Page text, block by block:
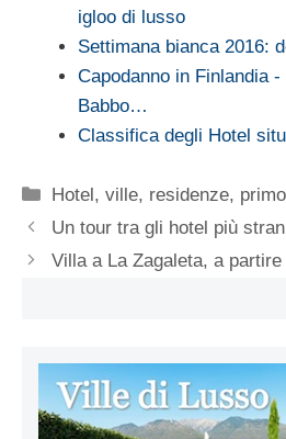
igloo di lusso
Settimana bianca 2016:
Capodanno in Finlandia
Babbo…
Classifica degli Hotel
Categorie
Hotel, ville, residenze,
Un tour tra gli hotel più
Villa a La Zagaleta, a